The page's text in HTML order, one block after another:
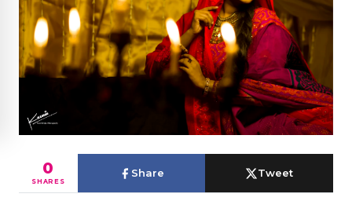
0
SHARES
Share Tweet